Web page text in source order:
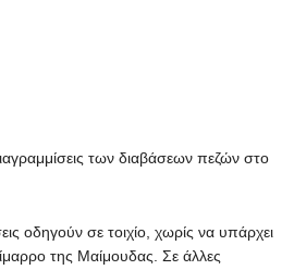
των διαβάσεων πεζών στο
οδηγούν σε τοιχίο, χωρίς να υπάρχει
της Μαίμουδας. Σε άλλες